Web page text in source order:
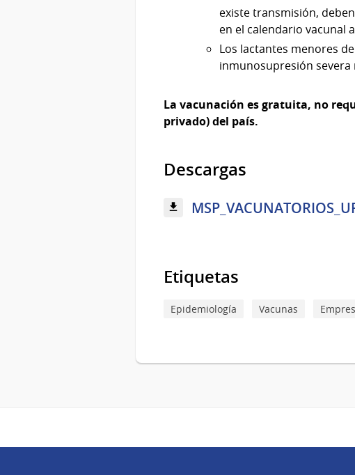
existe transmisión,
en el calendario vacunal
Los lactantes menores
inmunosupresión severa
La vacunación es gratuita, no
privado) del país.
Descargas
Etiquetas
Epidemiología Vacunas